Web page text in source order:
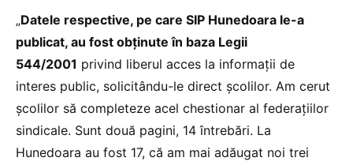
„Datele respective, pe care SIP Hunedoara le-a
publicat, au fost obținute în baza Legii
544/2001 privind liberul acces la informații de
interes public, solicitându-le direct școlilor. Am cerut
școlilor să completeze acel chestionar al federațiilor
sindicale. Sunt două pagini, 14 întrebări. La
Hunedoara au fost 17, că am mai adăugat noi trei